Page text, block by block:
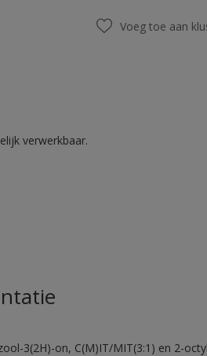
Voeg toe aan
verwerkbaar.
3(2H)-on, C(M)IT/MIT(3:1) en 2-